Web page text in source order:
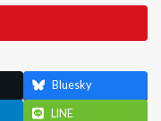
Bluesky
LINE